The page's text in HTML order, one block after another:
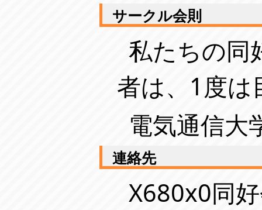
サークル会則
私たちの同
者は、1度
電気通信
連絡先
X680x0同